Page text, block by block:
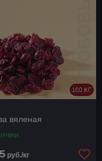
желе,
печенья,
для
выпечки,
вяленая
руб./кг